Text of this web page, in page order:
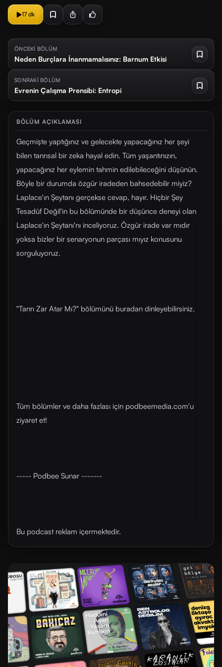
17 dk
ÖNCEKİ BÖLÜM
Neden Burçlara İnanmamalısınız: Barnum Etkisi
SONRAKİ BÖLÜM
Evrenin Çalışma Prensibi: Entropi
BÖLÜM AÇIKLAMASI
Geçmişte yaptığınız ve gelecekte yapacağınız her şeyi
bilen tanrısal bir zeka hayal edin. Tüm yaşantınızın,
yapacağınız her eylemin tahmin edilebileceğini düşünün.
Böyle bir durumda özgür iradeden bahsedebilir miyiz?
Laplace'ın Şeytanı gerçekse cevap, hayır. Hiçbir Şey
Tesadüf Değil'in bu bölümünde bir düşünce deneyi olan
Laplace'ın Şeytanı'nı inceliyoruz. Özgür irade var mıdır
yoksa bizler bir senaryonun parçası mıyız konusunu
sorguluyoruz.
"Tanrı Zar Atar Mı?" bölümünü buradan dinleyebilirsiniz.
Tüm bölümler ve daha fazlası için ⁠⁠podbeemedia.com⁠⁠'u
ziyaret et!
----- Podbee Sunar -------
Bu podcast reklam içermektedir.